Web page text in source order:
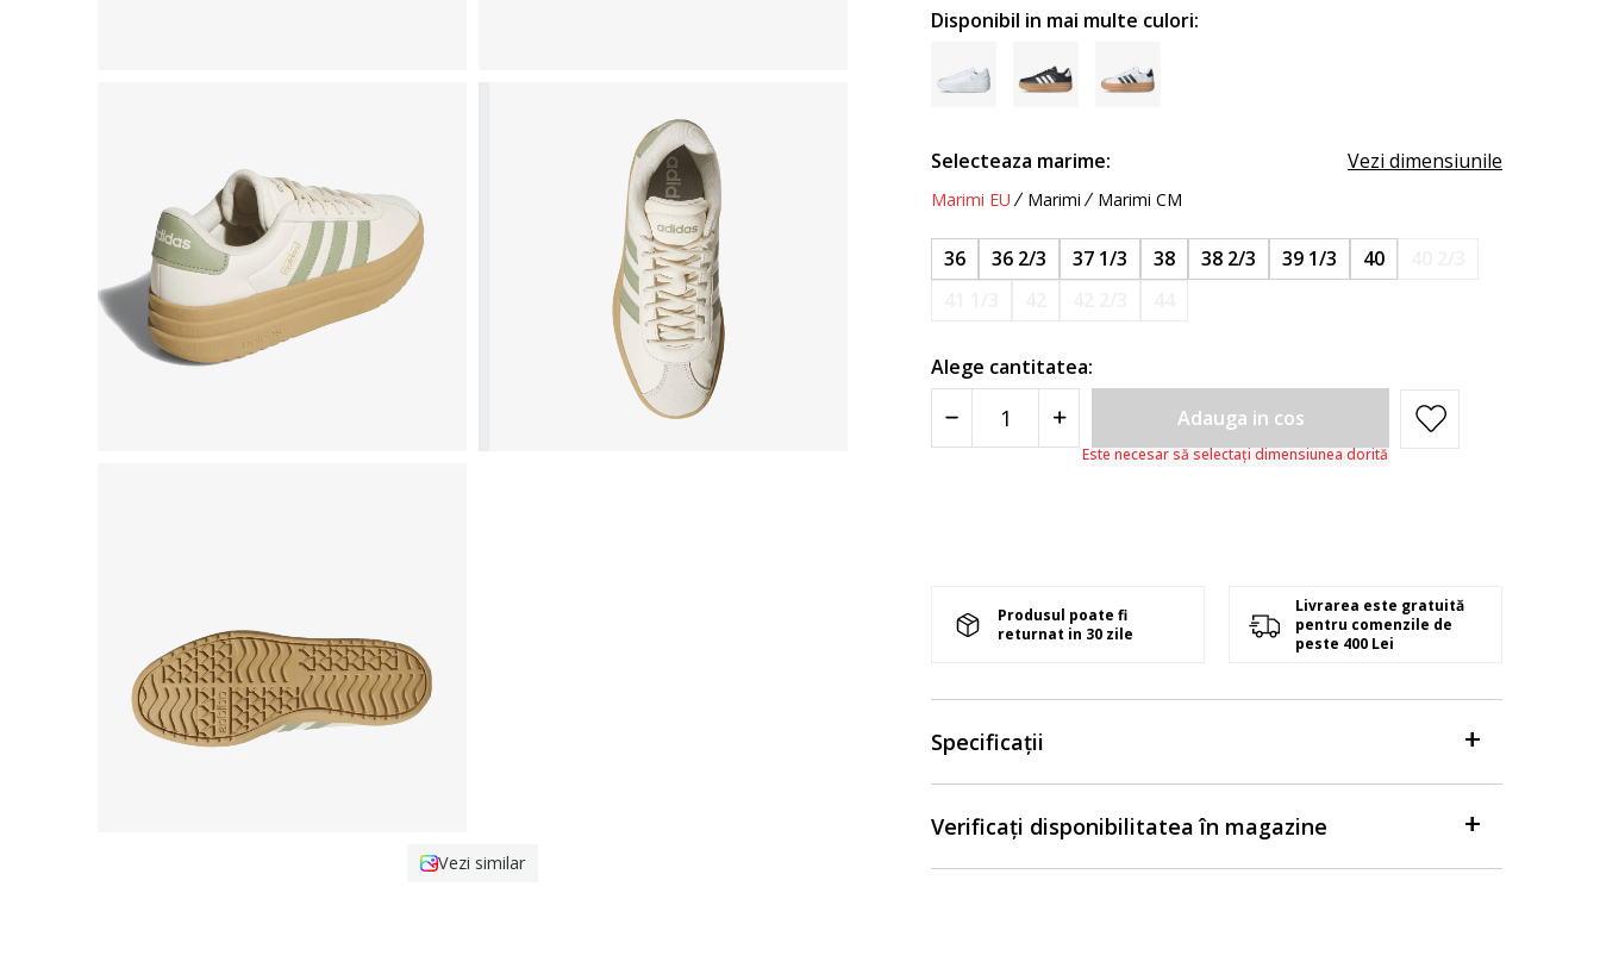
Vezi similar
Disponibil in mai multe culori:
Selecteaza marime: Vezi dimensiunile
Marimi EU Marimi Marimi CM
36 36 2/3 37 1/3 38 38 2/3 39 1/3 40
Alege cantitatea:
Adauga in cos
Este necesar să selectați dimensiunea dorită
Produsul poate fi
returnat in 30 zile
Livrarea este gratuită
pentru comenzile de
peste 400 Lei
Specificații
Verificați disponibilitatea în magazine